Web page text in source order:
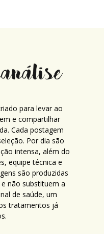
para levar ao
e compartilhar
Cada postagem
Por dia são
intensa, além do
equipe técnica e
são produzidas
não substituem a
de saúde, um
tratamentos já